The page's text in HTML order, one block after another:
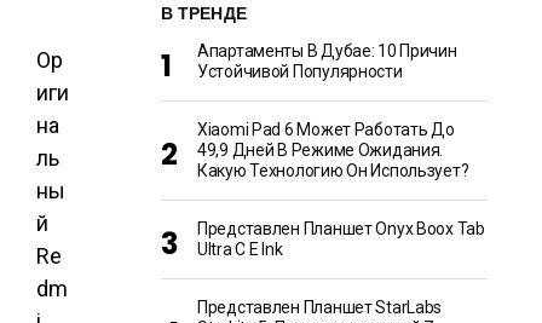
Ор
иги
на
ль
ны
й
Re
dm
В ТРЕНДЕ
Апартаменты В Дубае: 10 Причин
Устойчивой Популярности
Xiaomi Pad 6 Может Работать До
49,9 Дней В Режиме Ожидания.
Какую Технологию Он Использует?
Представлен Планшет Onyx Boox Tab
Ultra C E Ink
Представлен Планшет StarLabs